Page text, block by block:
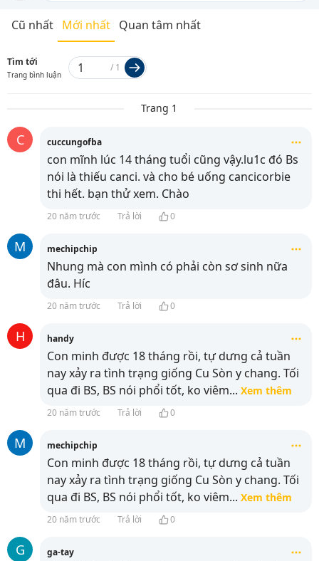
Cũ nhất Mới nhất Quan tâm nhất
Tìm tới
Trang bình luận
/ 1
Trang 1
C cuccungofba
con mĩnh lúc 14 tháng tuổi cũng vậy.lu1c đó Bs
nói là thiếu canci. và cho bé uống cancicorbie
thi hết. bạn thử xem. Chào
20 năm trước Trả lời 0
M mechipchip
Nhung mà con mình có phải còn sơ sinh nữa
đâu. Híc
20 năm trước Trả lời 0
H handy
Con minh được 18 tháng rồi, tự dưng cả tuần
nay xảy ra tình trạng giống Cu Sòn y chang. Tối
qua đi BS, BS nói phổi tốt, ko viêm... Xem thêm
20 năm trước Trả lời 0
M mechipchip
Con minh được 18 tháng rồi, tự dưng cả tuần
nay xảy ra tình trạng giống Cu Sòn y chang. Tối
qua đi BS, BS nói phổi tốt, ko viêm... Xem thêm
20 năm trước Trả lời 0
G ga-tay